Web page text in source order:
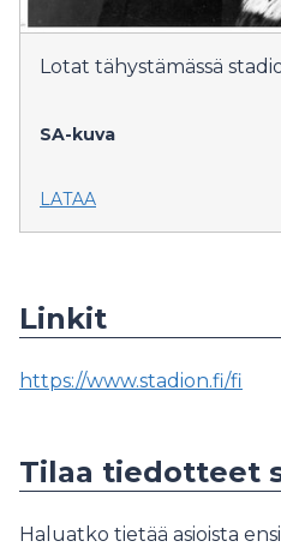
Lotat tähystämässä
SA-kuva
LATAA
Linkit
https://www.stadion.fi/fi
Tilaa tiedotteet
Haluatko tietää asioista